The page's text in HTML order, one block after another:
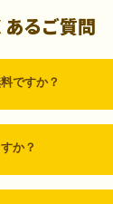
ードを発行するだ
ジットカードの発行
あるご質問
ですか？
か？